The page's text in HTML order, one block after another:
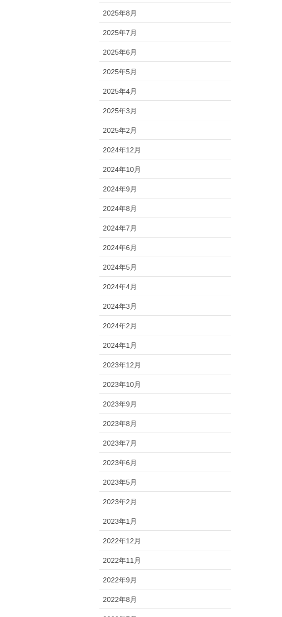
2025年8月
2025年7月
2025年6月
2025年5月
2025年4月
2025年3月
2025年2月
2024年12月
2024年10月
2024年9月
2024年8月
2024年7月
2024年6月
2024年5月
2024年4月
2024年3月
2024年2月
2024年1月
2023年12月
2023年10月
2023年9月
2023年8月
2023年7月
2023年6月
2023年5月
2023年2月
2023年1月
2022年12月
2022年11月
2022年9月
2022年8月